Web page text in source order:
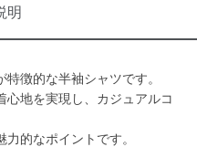
明
徴的な半袖シャツです。
心地を実現し、カジュアルコ
的なポイントです。